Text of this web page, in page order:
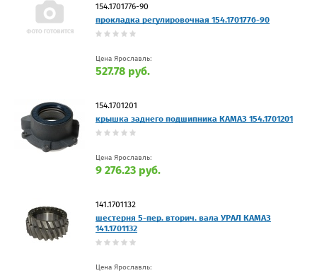
154.1701776-90
прокладка регулировочная 154.1701776-90
Цена Ярославль:
527.78 руб.
154.1701201
крышка заднего подшипника КАМАЗ 154.1701201
Цена Ярославль:
9 276.23 руб.
141.1701132
шестерня 5-пер. вторич. вала УРАЛ КАМАЗ
141.1701132
Цена Ярославль: